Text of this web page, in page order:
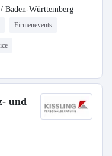
Baden-Württemberg
Firmenevents
und